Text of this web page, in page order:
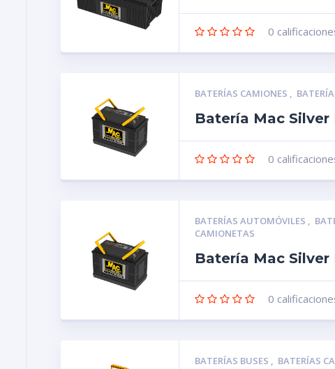
0
BATERÍAS CAMIONES ,
Batería Mac Silver
0
BATERÍAS AUTOMÓVILES ,
CAMIONETAS
Batería Mac Silver
0
BATERÍAS BUSES , BATERÍAS